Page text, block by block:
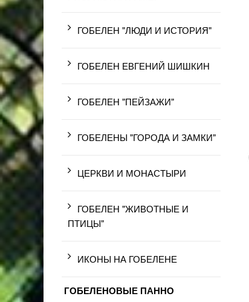
ГОБЕЛЕН "ЛЮДИ И ИСТОРИЯ"
ГОБЕЛЕН ЕВГЕНИЙ ШИШКИН
ГОБЕЛЕН "ПЕЙЗАЖИ"
ГОБЕЛЕНЫ "ГОРОДА И ЗАМКИ"
ЦЕРКВИ И МОНАСТЫРИ
ГОБЕЛЕН "ЖИВОТНЫЕ И
ПТИЦЫ"
ИКОНЫ НА ГОБЕЛЕНЕ
ГОБЕЛЕНОВЫЕ ПАННО